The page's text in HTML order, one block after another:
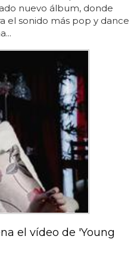
nuevo álbum, donde
el sonido más pop y dance
el vídeo de 'Young